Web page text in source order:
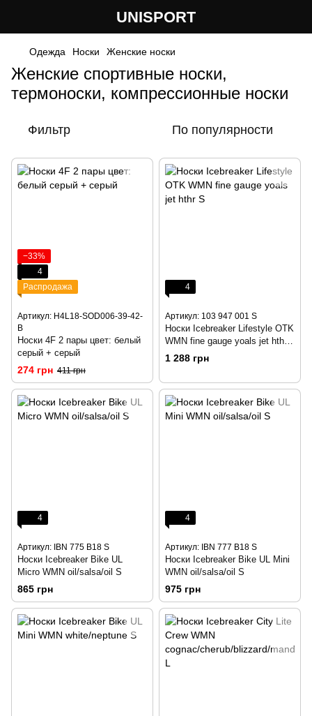
UNISPORT
Одежда Носки Женские носки
Женские спортивные носки,
термоноски, компрессионные носки
Фильтр По популярности
−33%
4
Распродажа
Артикул: H4L18-SOD006-39-42-
B
Носки 4F 2 пары цвет: белый
серый + серый
274 грн 411 грн
4
Артикул: 103 947 001 S
Носки Icebreaker Lifestyle OTK
WMN fine gauge yoals jet hthr
S
1 288 грн
4
Артикул: IBN 775 B18 S
Носки Icebreaker Bike UL
Micro WMN oil/salsa/oil S
865 грн
4
Артикул: IBN 777 B18 S
Носки Icebreaker Bike UL Mini
WMN oil/salsa/oil S
975 грн